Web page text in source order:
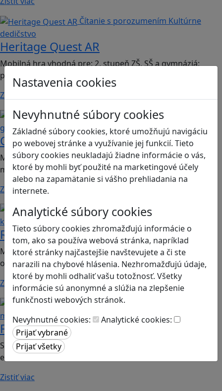
Nastavenia cookies
Nevyhnutné súbory cookies
Základné súbory cookies, ktoré umožňujú navigáciu
po webovej stránke a využívanie jej funkcií. Tieto
súbory cookies neukladajú žiadne informácie o vás,
ktoré by mohli byť použité na marketingové účely
alebo na zapamätanie si vášho prehliadania na
internete.
Analytické súbory cookies
Tieto súbory cookies zhromažďujú informácie o
tom, ako sa používa webová stránka, napríklad
ktoré stránky najčastejšie navštevujete a či ste
narazili na chybové hlásenia. Nezhromažďujú údaje,
ktoré by mohli odhaliť vašu totožnosť. Všetky
informácie sú anonymné a slúžia na zlepšenie
funkčnosti webových stránok.
Nevyhnutné cookies:
Analytické cookies:
Čítanie s porozumením Kultúrne
dedičstvo
Heritage Quest AR
Mobilná hra vhodná pre: 2. stupeň ZŠ, SŠ a gymnáziá;
predmet dejepis.
Zistiť viac
Kritické myslenie
gramotnosť
Chicken Intelligence Agency
Mobilná hra vhodná pre 2. stupeň ZŠ a SŠ; predmety:
mediálna výchova, informatika
Zistiť viac
Ľudské práva a toleranciaSociálne zručnosti a
kooperácia
Romoji
Mobilná hra vhodná pre 2. ročník ZŠ a SŠ; predmety:
občianska náuka, etická výchova.
Zistiť viac
Finančná gramotnosť
myslenie
Finančné príšery
Spoločenská hra vhodná pre 2. stupeň ZŠ a SŠ; predmet:
ekonómia
Zistiť viac